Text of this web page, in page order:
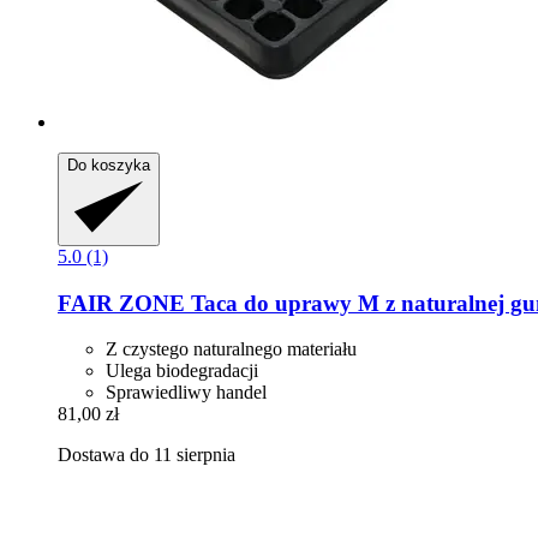
Do koszyka
5.0 (1)
FAIR ZONE Taca do uprawy M z naturalnej
Z czystego naturalnego materiału
Ulega biodegradacji
Sprawiedliwy handel
81,00 zł
Dostawa do 11 sierpnia